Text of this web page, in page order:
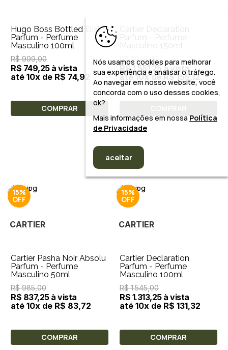
Hugo Boss Bottled Elixir
Parfum - Perfume
Masculino 100ml
R$ 999,00
R$ 749,25 à vista
até 10x de R$ 74,92
COMPRAR
Cartier Declaration
Parfum - Perfume
Masculino 150ml
R$ 1.825,00
R$ 1.551,25 à vista
até 10x de R$ 155,12
15%
CARTIER
Cartier Pasha Noir Absolu
Parfum - Perfume
Masculino 50ml
R$ 985,00
R$ 837,25 à vista
até 10x de R$ 83,72
COMPRAR
15%
CARTIER
Cartier Declaration
Parfum - Perfume
Masculino 100ml
R$ 1.545,00
R$ 1.313,25 à vista
até 10x de R$ 131,32
COMPRAR
Nós usamos cookies para melhorar
sua experiência e analisar o tráfego.
Ao navegar em nosso website, você
concorda com o uso desses cookies,
ok?
Mais informações em nossa Política
de Privacidade
aceitar